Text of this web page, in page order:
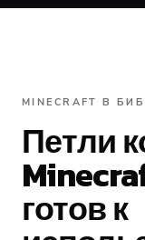
#FFFFFF
MINECRAFT В
Петли
готов к